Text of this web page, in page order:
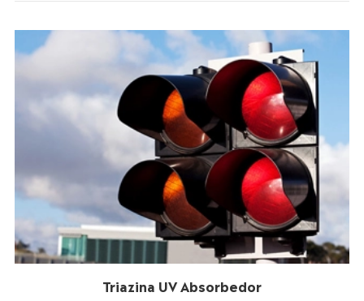
Triazina UV Absorbedor